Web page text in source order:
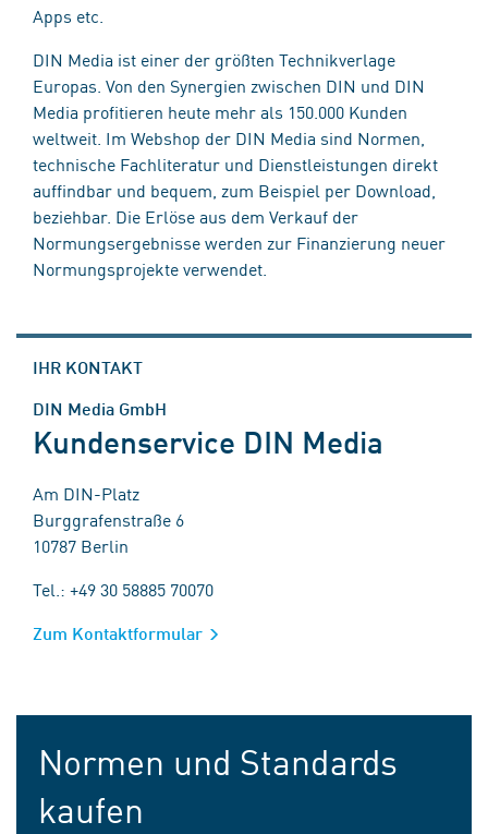
Apps etc.
DIN Media ist einer der größten Technikverlage
Europas. Von den Synergien zwischen DIN und DIN
Media profitieren heute mehr als 150.000 Kunden
weltweit. Im Webshop der DIN Media sind Normen,
technische Fachliteratur und Dienstleistungen direkt
auffindbar und bequem, zum Beispiel per Download,
beziehbar. Die Erlöse aus dem Verkauf der
Normungsergebnisse werden zur Finanzierung neuer
Normungsprojekte verwendet.
IHR KONTAKT
DIN Media GmbH
Kundenservice DIN Media
Am DIN-Platz
Burggrafenstraße 6
10787 Berlin
Tel.: +49 30 58885 70070
Zum Kontaktformular
Normen und Standards
kaufen